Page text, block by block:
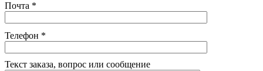
Почта *
Телефон *
Текст заказа, вопрос или сообщение